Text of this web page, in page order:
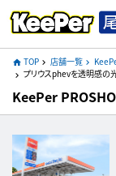
home TOP navigate_next 店舗一覧 navigate_next
navigate_next プリウスphevを透明感の
KeePer